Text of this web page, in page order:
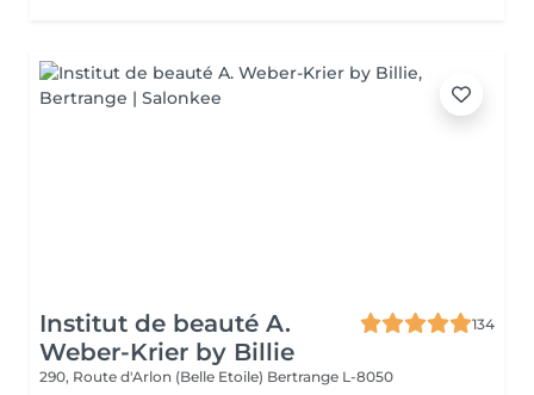
Institut de beauté A.
Weber-Krier by Billie
134
290, Route d'Arlon (Belle Etoile) Bertrange L-8050